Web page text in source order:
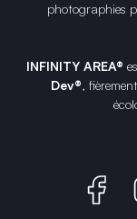
photographies
INFINITY AREA®
Dev®,